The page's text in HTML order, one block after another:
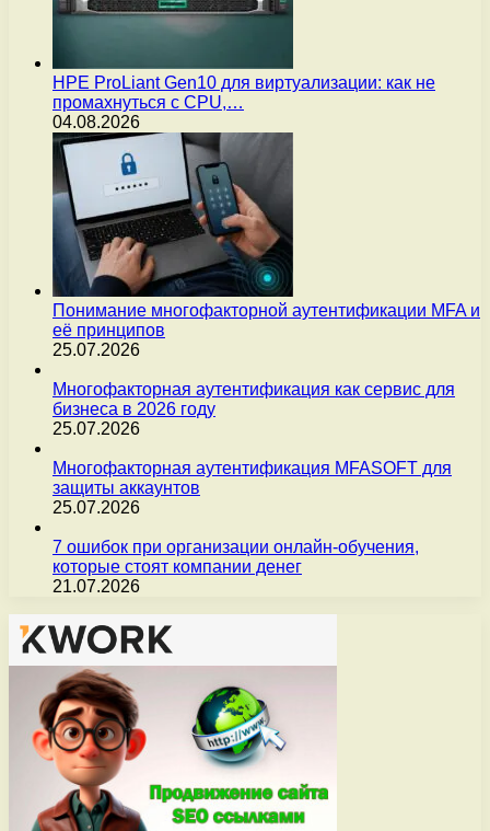
HPE ProLiant Gen10 для виртуализации: как не
промахнуться с CPU,…
04.08.2026
Понимание многофакторной аутентификации MFA и
её принципов
25.07.2026
Многофакторная аутентификация как сервис для
бизнеса в 2026 году
25.07.2026
Многофакторная аутентификация MFASOFT для
защиты аккаунтов
25.07.2026
7 ошибок при организации онлайн-обучения,
которые стоят компании денег
21.07.2026